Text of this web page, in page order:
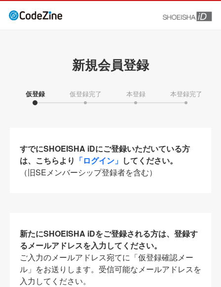
新規会員登録
仮登録 仮登録完了 本登録 本登録完了
すでにSHOEISHA iDにご登録いただいている方
は、こちらより 「ログイン」 してください。
（旧SEメンバーシップ登録者を含む）
新たにSHOEISHA iDをご登録される方は、登録す
るメールアドレスを入力してください。
ご入力のメールアドレス宛てに「仮登録確認メー
ル」をお送りします。受信可能なメールアドレスを
入力してください。